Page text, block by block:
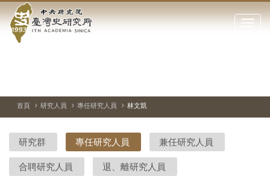
到中
央
院-
臺
灣
點
閉
站
停、
圖
圖
結
首頁 研究人員 專任研究人員 林文凱
研究群 專任研究人員 兼任研究人員
合聘研究人員 退、離研究人員